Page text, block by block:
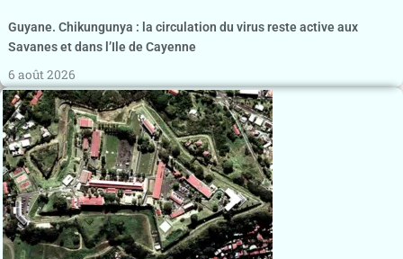
Guyane. Chikungunya : la circulation du virus reste active aux
Savanes et dans l’Ile de Cayenne
6 août 2026